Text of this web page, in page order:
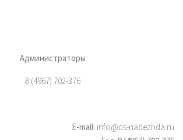
Администраторы
8 (4967) 702-376
E-mail: info@ds-nadezhda.ru